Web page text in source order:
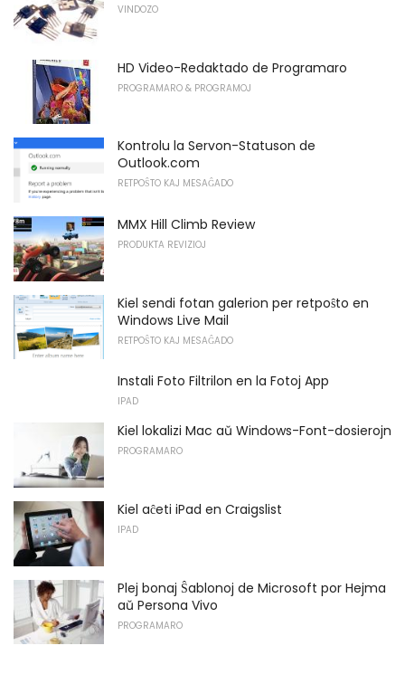
VINDOZO
HD Video-Redaktado de Programaro
PROGRAMARO & PROGRAMOJ
Kontrolu la Servon-Statuson de
Outlook.com
RETPOŜTO KAJ MESAĜADO
MMX Hill Climb Review
PRODUKTA REVIZIOJ
Kiel sendi fotan galerion per retpoŝto en
Windows Live Mail
RETPOŜTO KAJ MESAĜADO
Instali Foto Filtrilon en la Fotoj App
IPAD
Kiel lokalizi Mac aŭ Windows-Font-dosierojn
PROGRAMARO
Kiel aĉeti iPad en Craigslist
IPAD
Plej bonaj Ŝablonoj de Microsoft por Hejma
aŭ Persona Vivo
PROGRAMARO